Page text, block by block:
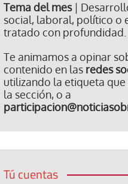
Tema del mes|
social, laboral, político o
tratado con profundidad.
Te animamos a opinar
contenido en las redes
utilizando la etiqueta
la sección, o a
Tú cuentas